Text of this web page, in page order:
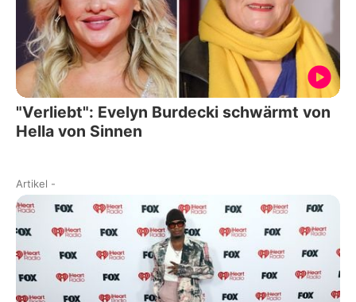
"Verliebt": Evelyn Burdecki schwärmt von
Hella von Sinnen
Artikel -